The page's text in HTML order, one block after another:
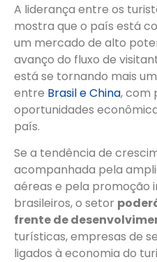
A liderança entre os
mostra que o país está
um mercado de alto
avanço do fluxo de
está se tornando mais
entre Brasil e China, com
oportunidades
país.
Se a tendência de
acompanhada pela
aéreas e pela promoção
brasileiros, o setor
frente de
turísticas, empresas de
ligados à economia do